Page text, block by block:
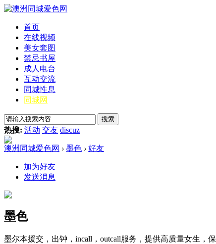
首页
在线视频
美女套图
禁忌书屋
成人电台
互动交流
同城性息
同城网
搜索
热搜: 活动 交友 discuz
澳洲同城爱色网 › 墨色 › 好友
加为好友
发送消息
墨色
墨尔本援交，出钟，incall，outcall服务，提供高质量女生